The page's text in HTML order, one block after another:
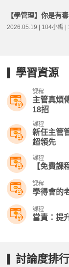
【學管理】你是有
2026.05.19 | 104小編 |
學習資源
課程
主管真煩
18招
課程
新任主管
超領先
課程
【免費課
課程
學得會的
課程
當責：提
討論度排行